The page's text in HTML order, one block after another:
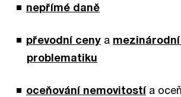
nepřímé daně
převodní ceny a
problematiku
oceňování nemovitostía